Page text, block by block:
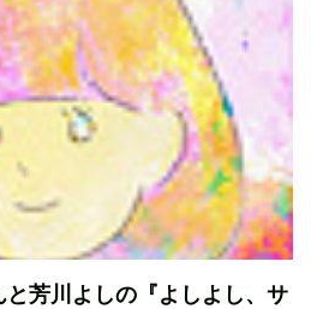
芳川よしの『よしよし、サ